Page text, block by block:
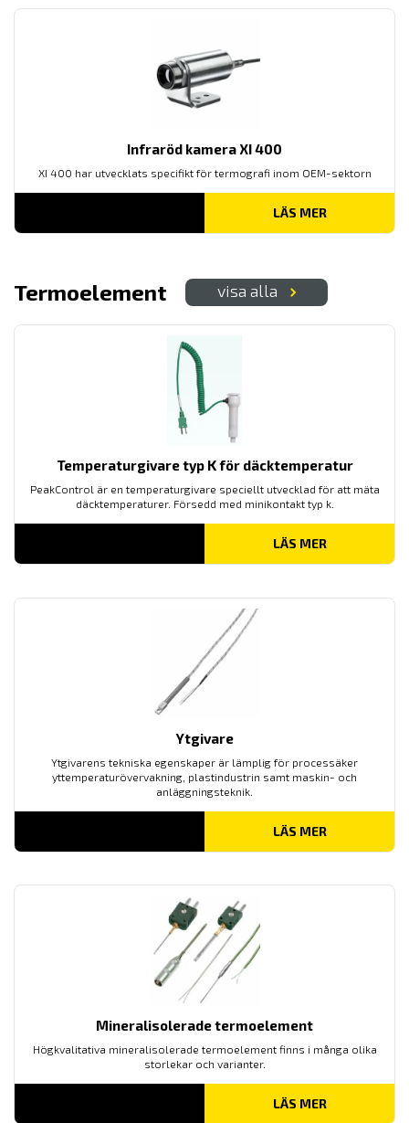
Infraröd kamera XI 400
XI 400 har utvecklats specifikt för termografi inom OEM-sektorn
LÄS MER
Termoelement visa alla
Temperaturgivare typ K för däcktemperatur
PeakControl är en temperaturgivare speciellt utvecklad för att mäta
däcktemperaturer. Försedd med minikontakt typ k.
LÄS MER
Ytgivare
Ytgivarens tekniska egenskaper är lämplig för processäker
yttemperaturövervakning, plastindustrin samt maskin- och
anläggningsteknik.
LÄS MER
Mineralisolerade termoelement
Högkvalitativa mineralisolerade termoelement finns i många olika
storlekar och varianter.
LÄS MER